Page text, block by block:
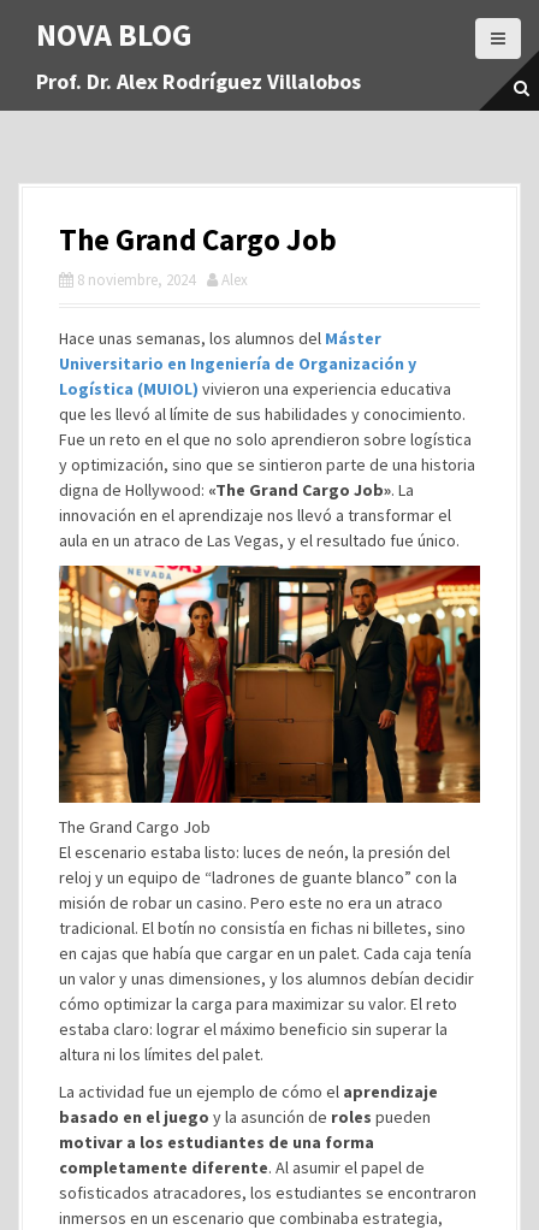
a
NOVA BLOG
Prof. Dr. Alex Rodríguez Villalobos
The Grand Cargo Job
8 noviembre, 2024 Alex
Hace unas semanas, los alumnos del Máster
Universitario en Ingeniería de Organización y
Logística (MUIOL) vivieron una experiencia educativa
que les llevó al límite de sus habilidades y conocimiento.
Fue un reto en el que no solo aprendieron sobre logística
y optimización, sino que se sintieron parte de una historia
digna de Hollywood: «The Grand Cargo Job». La
innovación en el aprendizaje nos llevó a transformar el
aula en un atraco de Las Vegas, y el resultado fue único.
The Grand Cargo Job
El escenario estaba listo: luces de neón, la presión del
reloj y un equipo de “ladrones de guante blanco” con la
misión de robar un casino. Pero este no era un atraco
tradicional. El botín no consistía en fichas ni billetes, sino
en cajas que había que cargar en un palet. Cada caja tenía
un valor y unas dimensiones, y los alumnos debían decidir
cómo optimizar la carga para maximizar su valor. El reto
estaba claro: lograr el máximo beneficio sin superar la
altura ni los límites del palet.
La actividad fue un ejemplo de cómo el aprendizaje
basado en el juego y la asunción de roles pueden
motivar a los estudiantes de una forma
completamente diferente. Al asumir el papel de
sofisticados atracadores, los estudiantes se encontraron
inmersos en un escenario que combinaba estrategia,